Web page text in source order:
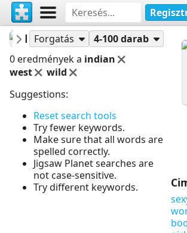
Pfeiffer
Puzzle-ok
Forgatás
4-100 darab
0 eredmények a indian
west
wild
Suggestions:
Reset search tools
Try fewer keywords.
Make sure that all words are
spelled correctly.
Jigsaw Planet searches are
not case-sensitive.
Try different keywords.